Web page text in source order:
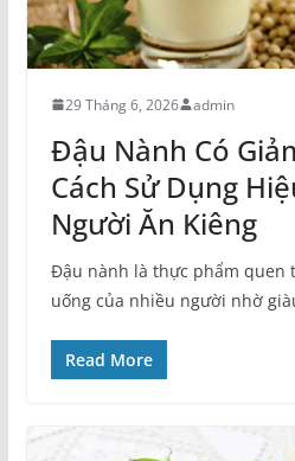
29 Tháng 6, 2026 admin
Đậu Nành Có
Cách Sử Dụng
Người Ăn Kiêng
Đậu nành là thực phẩm quen
uống của nhiều người nhờ
Read More